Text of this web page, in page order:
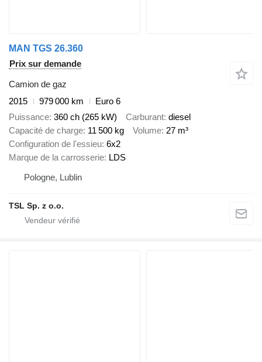
MAN TGS 26.360
Prix sur demande
Camion de gaz
2015
979 000 km
Euro 6
Puissance 360 ch (265 kW) Carburant diesel
Capacité de charge 11 500 kg Volume 27 m³
Configuration de l'essieu 6x2
Marque de la carrosserie LDS
Pologne, Lublin
TSL Sp. z o.o.